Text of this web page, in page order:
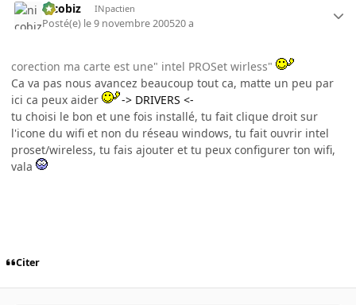
nicobiz INpactien
Posté(e) le 9 novembre 200520 a
corection ma carte est une" intel PROSet wirless"
Ca va pas nous avancez beaucoup tout ca, matte un peu par
ici ca peux aider
-> DRIVERS <-
tu choisi le bon et une fois installé, tu fait clique droit sur
l'icone du wifi et non du réseau windows, tu fait ouvrir intel
proset/wireless, tu fais ajouter et tu peux configurer ton wifi,
vala
Citer